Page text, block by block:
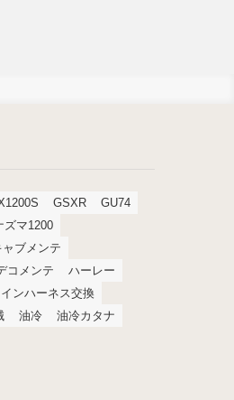
GSXR
GU74
ズマ1200
ャブメンテ
コメンテ
ハーレー
インハーネス交換
油冷
油冷カタナ